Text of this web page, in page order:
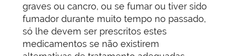
graves ou cancro, ou se fumar ou tiver sido
fumador durante muito tempo no passado,
só lhe devem ser prescritos estes
medicamentos se não existirem